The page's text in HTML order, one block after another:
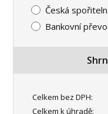
Česká
Bankovní
Celkem bez DPH:
Celkem k úhradě: